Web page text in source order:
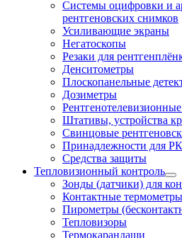
Системы оцифровки и
рентгеновских снимков
Усиливающие экраны
Негатоскопы
Резаки для
Денситометры
Плоскопанельные
Дозиметры
Штативы, устройства
Свинцовые
Принадлежности для РК
Средства защиты
Тепловизионный контроль
Зонды (датчики) для
Контактные термометры
Пирометры
Тепловизоры
Термокарандаши